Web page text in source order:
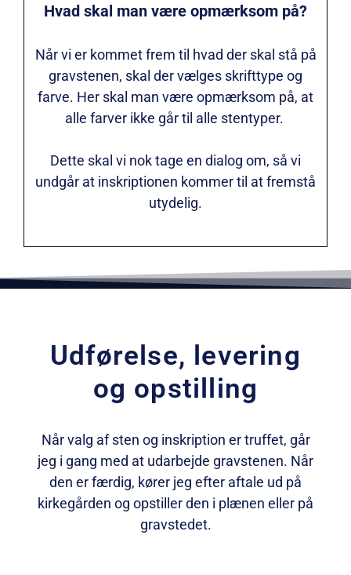
Hvad skal man være opmærksom på?
Når vi er kommet frem til hvad der skal stå på
gravstenen, skal der vælges skrifttype og
farve. Her skal man være opmærksom på, at
alle farver ikke går til alle stentyper.
Dette skal vi nok tage en dialog om, så vi
undgår at inskriptionen kommer til at fremstå
utydelig.
Udførelse, levering
og opstilling
Når valg af sten og inskription er truffet, går
jeg i gang med at udarbejde gravstenen. Når
den er færdig, kører jeg efter aftale ud på
kirkegården og opstiller den i plænen eller på
gravstedet.